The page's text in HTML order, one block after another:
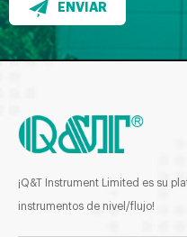
ENVIAR
¡Q&T Instrument Limited es su
instrumentos de nivel/flujo!